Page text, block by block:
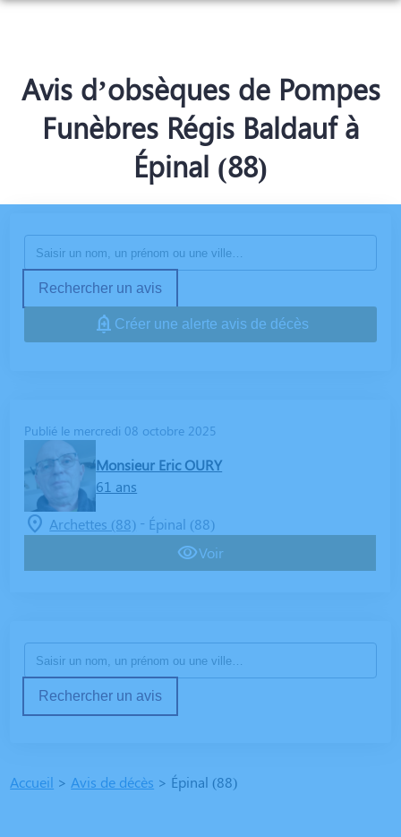
MONUMENTS FUNÉRAIRES
SERVICES AUX FAMILLES
ESPACES HOMMAGES
Avis d’obsèques de Pompes
Funèbres Régis Baldauf à
Épinal (88)
Rechercher un avis
Créer une alerte avis de décès
Publié le mercredi 08 octobre 2025
Monsieur Eric OURY
61 ans
Archettes (88) - Épinal (88)
Voir
Rechercher un avis
Accueil > Avis de décès > Épinal (88)